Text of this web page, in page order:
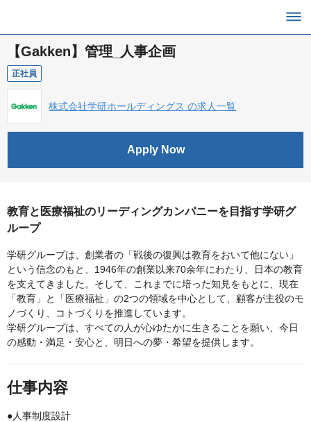
【Gakken】管理_人事企画
正社員
株式会社学研ホールディングス の求人一覧
Apply Now
教育と医療福祉のリーディングカンパニーを目指す学研グ
ループ
学研グループは、創業者の「戦後の復興は教育をおいて他にない」
という信念のもと、1946年の創業以来70余年にわたり、日本の教育
を支えてきました。そして、これまでに培った知見をもとに、現在
「教育」と「医療福祉」の2つの領域を中心として、顧客が主役のモ
ノづくり、コトづくりを推進しています。
学研グループは、すべての人が心ゆたかに生きることを願い、今日
の感動・満足・安心と、明日への夢・希望を提供します。
仕事内容
●人事制度設計